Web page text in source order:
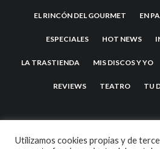
EL RINCÓN DEL GOURMET EN
ESPECIALES HOT NEWS
LA TRASTIENDA MIS DISCOS Y YO
REVIEWS TEATRO TU
Utilizamos cookies propias y de